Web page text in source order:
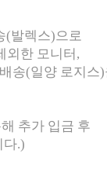
(발렉스)으로
외한 모니터,
송(일양 로지스
추가 입금 후
다.)